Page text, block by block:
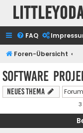
FAQ
Foren-Übersicht
Software
Neues Thema
3